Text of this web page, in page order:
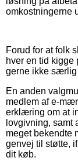
omkostningerne
Forud for at folk
hver en tid kigge
gerne ikke særlig
En anden
medlem af e-
erklæring om at
lovgivning, samt
meget bekendte
genvej til støtte,
dit køb.